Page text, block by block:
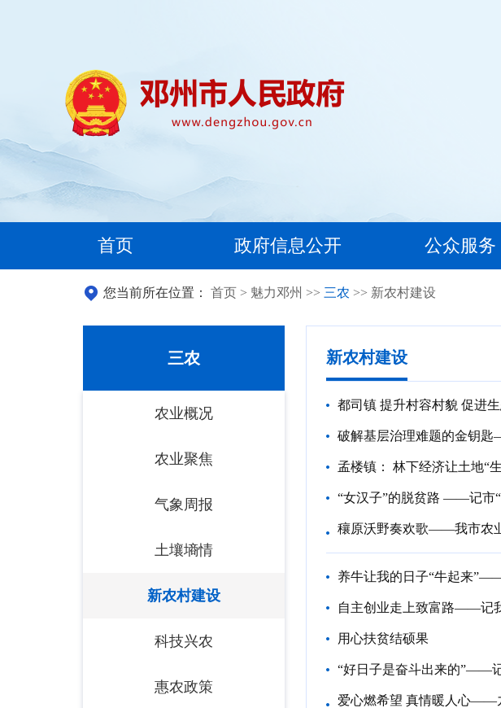
首页 政府信息公开 公众服务
您当前所在位置： 首页 > 魅力邓州 >> 三农 >> 新农村建设
三农
农业概况
农业聚焦
气象周报
土壤墒情
新农村建设
科技兴农
惠农政策
新农村建设
都司镇 提升村容村貌 促进
破解基层治理难题的金钥
孟楼镇： 林下经济让土地“
“女汉子”的脱贫路 ——记市
穰原沃野奏欢歌——我市农
养牛让我的日子“牛起来
自主创业走上致富路——记
用心扶贫结硕果
“好日子是奋斗出来的”——
爱心燃希望 真情暖人心——